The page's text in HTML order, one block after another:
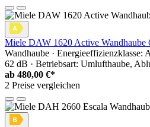
Miele DAW 1620 Active Wandhaube
Wandhaube · Energieeffizienzklasse:
62 dB · Betriebsart: Umlufthaube,
ab 480,00 €*
2 Preise vergleichen